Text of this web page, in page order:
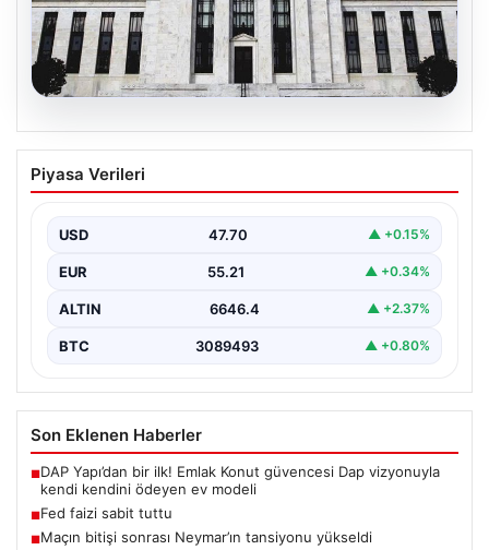
Fed faizi sabit tuttu
Piyasa Verileri
USD 47.70 ▲ +0.15%
EUR 55.21 ▲ +0.34%
ALTIN 6646.4 ▲ +2.37%
BTC 3089493 ▲ +0.80%
Son Eklenen Haberler
■DAP Yapı’dan bir ilk! Emlak Konut güvencesi Dap vizyonuyla
kendi kendini ödeyen ev modeli
■Fed faizi sabit tuttu
■Maçın bitişi sonrası Neymar’ın tansiyonu yükseldi